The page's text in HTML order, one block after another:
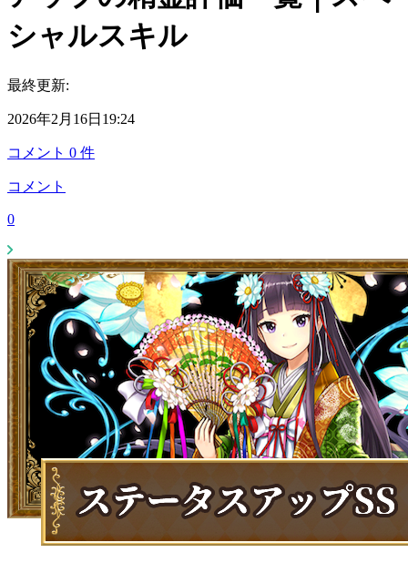
シャルスキル
最終更新:
2026年2月16日19:24
コメント 0 件
コメント
0